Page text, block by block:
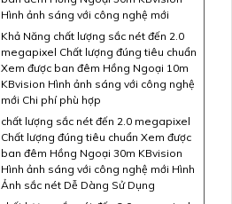
Hình ảnh sáng với công nghệ mới
Khả Năng chất lượng sắc nét đến 2.0
megapixel Chất lượng đúng tiêu chuẩn
Xem được ban đêm Hồng Ngoại 10m
KBvision Hình ảnh sáng với công nghệ
mới Chi phí phù hợp
chất lượng sắc nét đến 2.0 megapixel
Chất lượng đúng tiêu chuẩn Xem được
ban đêm Hồng Ngoại 30m KBvision
Hình ảnh sáng với công nghệ mới Hình
Ảnh sắc nét Dễ Dàng Sử Dụng